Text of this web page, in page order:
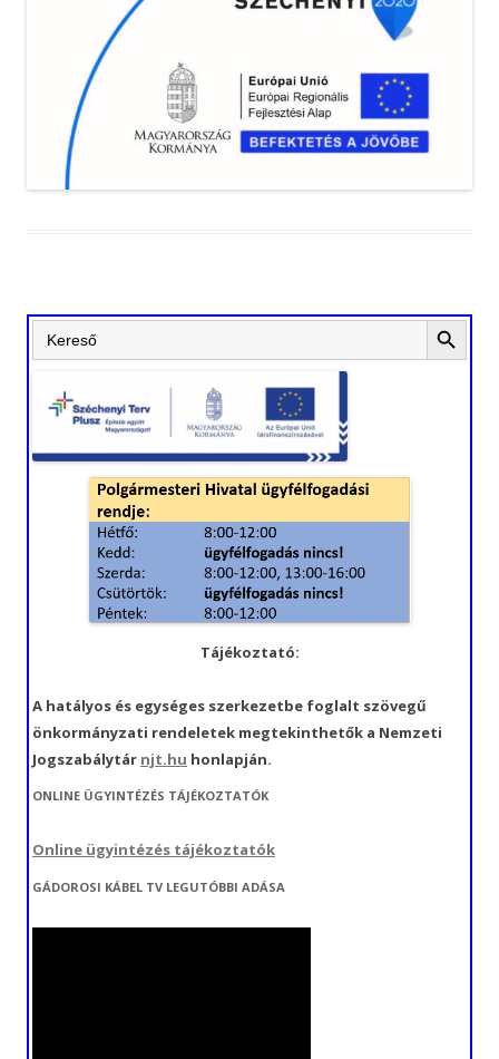
Search
for:
Search Button
Tájékoztató:
A hatályos és egységes szerkezetbe foglalt szövegű
önkormányzati rendeletek megtekinthetők a Nemzeti
Jogszabálytár njt.hu honlapján.
ONLINE ÜGYINTÉZÉS TÁJÉKOZTATÓK
Online ügyintézés tájékoztatók
GÁDOROSI KÁBEL TV LEGUTÓBBI ADÁSA